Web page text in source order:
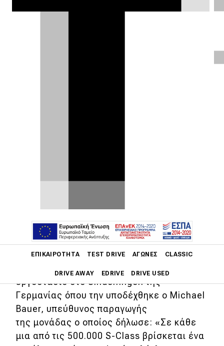
ΕΠΙΚΑΙΡΌΤΗΤΑ TEST DRIVE ΑΓΏΝΕΣ CLASSIC
DRIVE AWAY EDRIVE DRIVE USED
Main navigation
Επικαιρότητα
Νέα μοντέλα
τις 500.000 μονάδες από το 2013 μέχρι
σήμερα.
εργοστάσιο στο Sindelfingen της
Γερμανίας όπου την υποδέχθηκε ο Michael
Bauer, υπεύθυνος παραγωγής
της μονάδας ο οποίος δήλωσε: «Σε κάθε
μια από τις 500.000 S-Class βρίσκεται ένα